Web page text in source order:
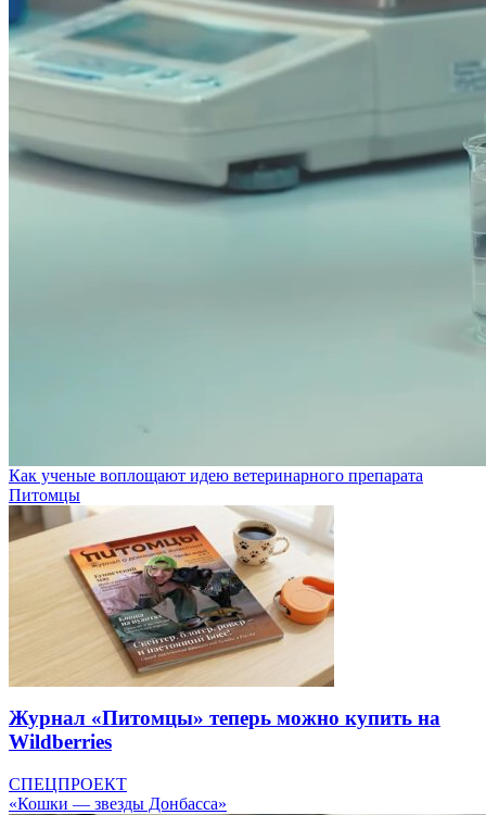
Как ученые воплощают идею ветеринарного препарата
Питомцы
Журнал «Питомцы» теперь можно купить на
Wildberries
СПЕЦПРОЕКТ
«Кошки — звезды Донбасса»